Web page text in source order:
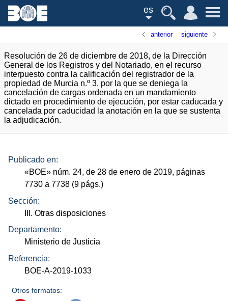
es
anterior siguiente
Resolución de 26 de diciembre de 2018, de la Dirección
General de los Registros y del Notariado, en el recurso
interpuesto contra la calificación del registrador de la
propiedad de Murcia n.º 3, por la que se deniega la
cancelación de cargas ordenada en un mandamiento
dictado en procedimiento de ejecución, por estar caducada y
cancelada por caducidad la anotación en la que se sustenta
la adjudicación.
Publicado en:
«BOE» núm. 24, de 28 de enero de 2019, páginas
7730 a 7738 (9 págs.)
Sección:
III. Otras disposiciones
Departamento:
Ministerio de Justicia
Referencia:
BOE-A-2019-1033
Otros formatos: